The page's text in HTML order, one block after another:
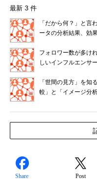
最新 3 件
「だから何？」と
ータの分析結果、効
フォロワー数が多け
しいインフルエンサ
「世間の見方」を
較」と「イメージ分析
Share Post